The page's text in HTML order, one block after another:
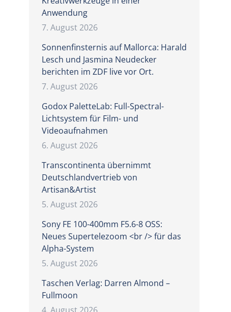
Anwendung
7. August 2026
Sonnenfinsternis auf Mallorca: Harald
Lesch und Jasmina Neudecker
berichten im ZDF live vor Ort.
7. August 2026
Godox PaletteLab: Full-Spectral-
Lichtsystem für Film- und
Videoaufnahmen
6. August 2026
Transcontinenta übernimmt
Deutschlandvertrieb von
Artisan&Artist
5. August 2026
Sony FE 100-400mm F5.6-8 OSS:
Neues Supertelezoom <br /> für das
Alpha-System
5. August 2026
Taschen Verlag: Darren Almond –
Fullmoon